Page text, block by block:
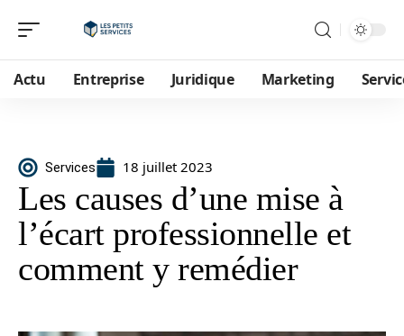
Actu Entreprise Juridique Marketing
Services 18 juillet 2023
Les causes d’une mise à
l’écart professionnelle et
comment y remédier